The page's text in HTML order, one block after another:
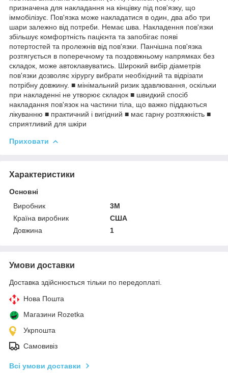
призначена для накладання на кінцівку під пов'язку, що
іммобілізує. Пов'язка може накладатися в один, два або три
шари залежно від потреби. Немає шва. Накладення пов'язки
збільшує комфортність пацієнта та запобігає появі
потертостей та пролежнів від пов'язки. Панчішна пов'язка
розтягується в поперечному та поздовжньому напрямках без
складок, може автоклавуватись. Широкий вибір діаметрів
пов'язки дозволяє хірургу вибрати необхідний та відрізати
потрібну довжину. ■ мінімальний ризик здавлювання, оскільки
при накладенні не утворює складок ■ швидкий спосіб
накладання пов'язок на частини тіла, що важко піддаються
лікуванню ■ практичний і вигідний ■ має гарну розтяжність ■
сприятливий для шкіри
Приховати
Характеристики
Основні
Виробник
3М
Країна виробник
США
Довжина
1
Умови доставки
Доставка здійснюється тільки по передоплаті.
Нова Пошта
Магазини Rozetka
Укрпошта
Самовивіз
Всі умови доставки